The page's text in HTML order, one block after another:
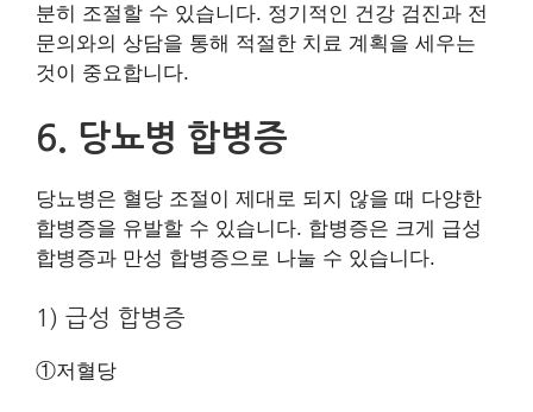
분히 조절할 수 있습니다. 정기적인 건강 검진과 전
문의와의 상담을 통해 적절한 치료 계획을 세우는
것이 중요합니다.
6. 당뇨병 합병증
당뇨병은 혈당 조절이 제대로 되지 않을 때 다양한
합병증을 유발할 수 있습니다. 합병증은 크게 급성
합병증과 만성 합병증으로 나눌 수 있습니다.
1) 급성 합병증
①저혈당